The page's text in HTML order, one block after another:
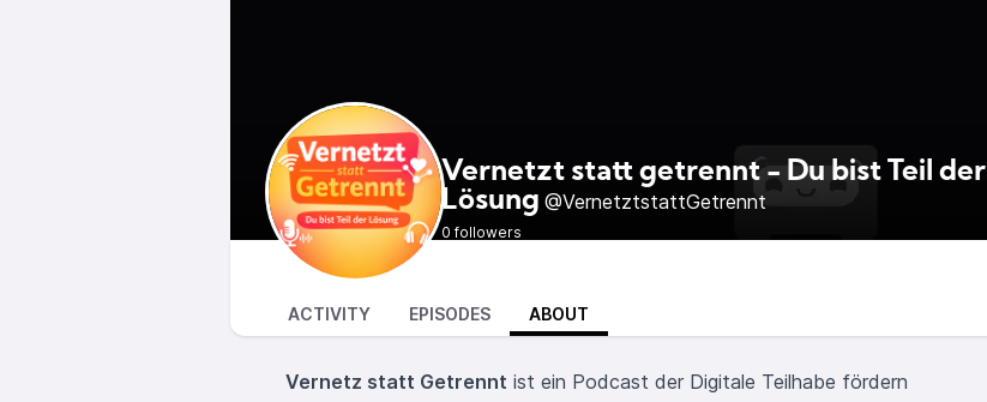
Vernetzt statt getrennt - Du bist Teil der
Lösung @VernetztstattGetrennt
0 followers
ACTIVITY EPISODES ABOUT
Vernetz statt Getrennt ist ein Podcast der Digitale Teilhabe fördern